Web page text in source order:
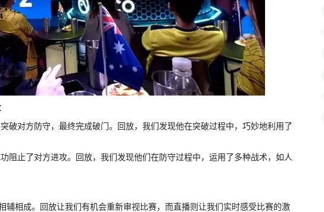
破对方防守，最终完成破门。回放，我们发现他在突破过程中，巧妙地利用了
阻止了对方进攻。回放，我们发现他们在防守过程中，运用了多种战术，如人
辅相成。回放让我们有机会重新审视比赛，而直播则让我们实时感受比赛的激